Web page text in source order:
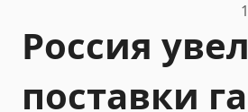
Россия
поставки